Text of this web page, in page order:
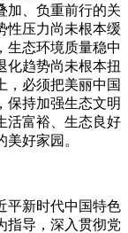
加、负重前行的关
性压力尚未根本缓
生态环境质量稳中
化趋势尚未根本扭
，必须把美丽中国
保持加强生态文明
活富裕、生态良好
好家园。
新时代中国特色
指导，深入贯彻党